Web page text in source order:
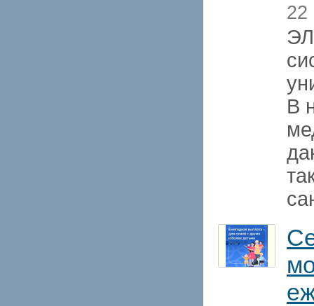
22
В